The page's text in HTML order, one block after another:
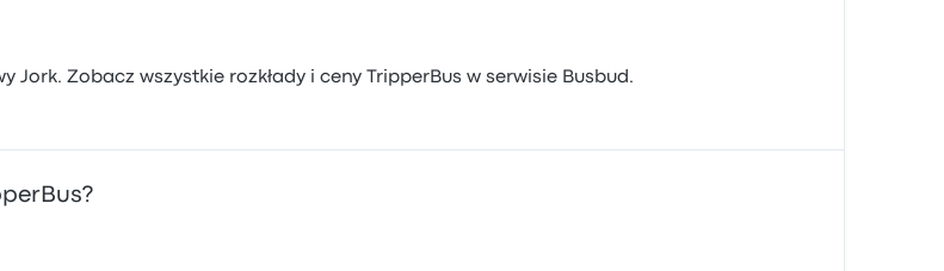
Zobacz wszystkie rozkłady i ceny TripperBus w serwisie Busbud.